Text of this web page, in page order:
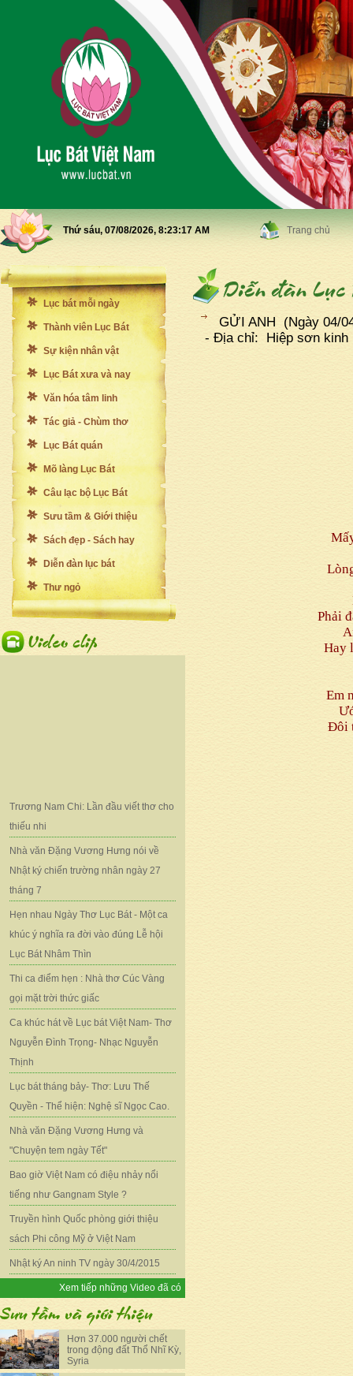
Thứ sáu, 07/08/2026, 8:23:19 AM Trang chủ
Lục bát mỗi ngày
Thành viên Lục Bát
Sự kiện nhân vật
Lục Bát xưa và nay
Văn hóa tâm linh
Tác giả - Chùm thơ
Lục Bát quán
Mõ làng Lục Bát
Câu lạc bộ Lục Bát
Sưu tầm & Giới thiệu
Sách đẹp - Sách hay
Diễn đàn lục bát
Thư ngỏ
Trương Nam Chi: Lần đầu viết thơ cho
thiếu nhi
Nhà văn Đặng Vương Hưng nói về
Nhật ký chiến trường nhân ngày 27
tháng 7
Hẹn nhau Ngày Thơ Lục Bát - Một ca
khúc ý nghĩa ra đời vào đúng Lễ hội
Lục Bát Nhâm Thìn
Thi ca điểm hẹn : Nhà thơ Cúc Vàng
gọi mặt trời thức giấc
Ca khúc hát về Lục bát Việt Nam- Thơ
Nguyễn Đình Trọng- Nhạc Nguyễn
Thịnh
Lục bát tháng bảy- Thơ: Lưu Thế
Quyền - Thể hiện: Nghệ sĩ Ngọc Cao.
Nhà văn Đặng Vương Hưng và
"Chuyện tem ngày Tết"
Bao giờ Việt Nam có điệu nhảy nổi
tiếng như Gangnam Style ?
Truyền hình Quốc phòng giới thiệu
sách Phi công Mỹ ở Việt Nam
Nhật ký An ninh TV ngày 30/4/2015
Xem tiếp những Video đã có
Hơn 37.000 người chết
trong động đất Thổ Nhĩ Kỳ,
Syria
GỬI ANH (Ngày 04/
- Địa chỉ: Hiệp sơn kinh
Phải
Hay
Em
Đôi